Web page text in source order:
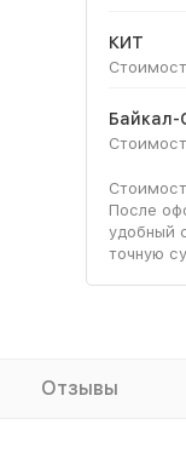
КИТ
Байкал-
После
удобный
точную
Отзывы